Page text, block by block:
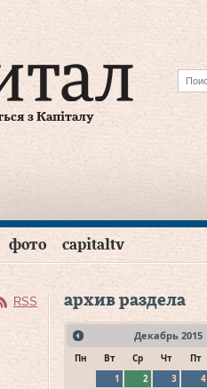
з Капіталу
фото capitaltv
RSS архив раздела
Декабрь 2015
Пн Вт Ср Чт Пт
1
2 3 4